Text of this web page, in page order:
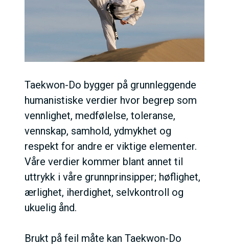
Taekwon-Do bygger på grunnleggende
humanistiske verdier hvor begrep som
vennlighet, medfølelse, toleranse,
vennskap, samhold, ydmykhet og
respekt for andre er viktige elementer.
Våre verdier kommer blant annet til
uttrykk i våre grunnprinsipper; høflighet,
ærlighet, iherdighet, selvkontroll og
ukuelig ånd.
Brukt på feil måte kan Taekwon-Do